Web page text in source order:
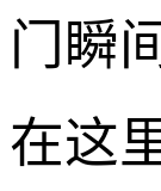
门瞬
在这